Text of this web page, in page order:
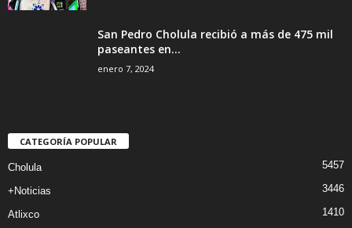
San Pedro Cholula recibió a más de 475 mil
paseantes en...
enero 7, 2024
CATEGORÍA POPULAR
Cholula 5457
+Noticias 3446
Atlixco 1410